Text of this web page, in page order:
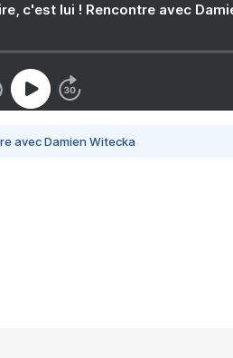
c'est lui ! Rencontre avec
avec Damien Witecka